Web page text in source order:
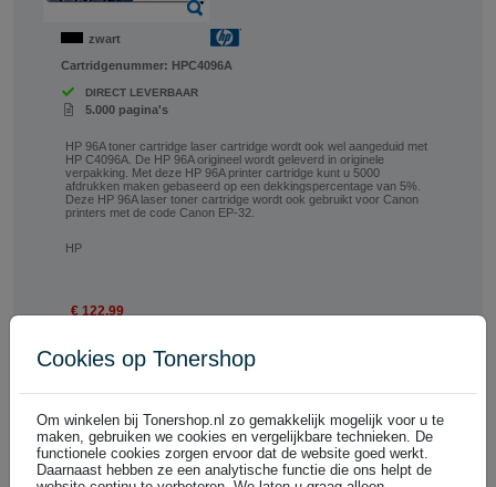
zwart
Cartridgenummer: HPC4096A
DIRECT LEVERBAAR
5.000 pagina's
HP 96A toner cartridge laser cartridge wordt ook wel aangeduid met
HP C4096A. De HP 96A origineel wordt geleverd in originele
verpakking. Met deze HP 96A printer cartridge kunt u 5000
afdrukken maken gebaseerd op een dekkingspercentage van 5%.
Deze HP 96A laser toner cartridge wordt ook gebruikt voor Canon
printers met de code Canon EP-32.
HP
€ 122,99
€ 101,64 excl p/st
Canon cartridges
Cookies op Tonershop
Om winkelen bij Tonershop.nl zo gemakkelijk mogelijk voor u te
maken, gebruiken we cookies en vergelijkbare technieken. De
functionele cookies zorgen ervoor dat de website goed werkt.
Daarnaast hebben ze een analytische functie die ons helpt de